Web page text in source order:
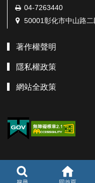
話：
傳
真：
04-7263440
地
50001彰化市中山路
著作權聲明
隱私權政策
網站全政策